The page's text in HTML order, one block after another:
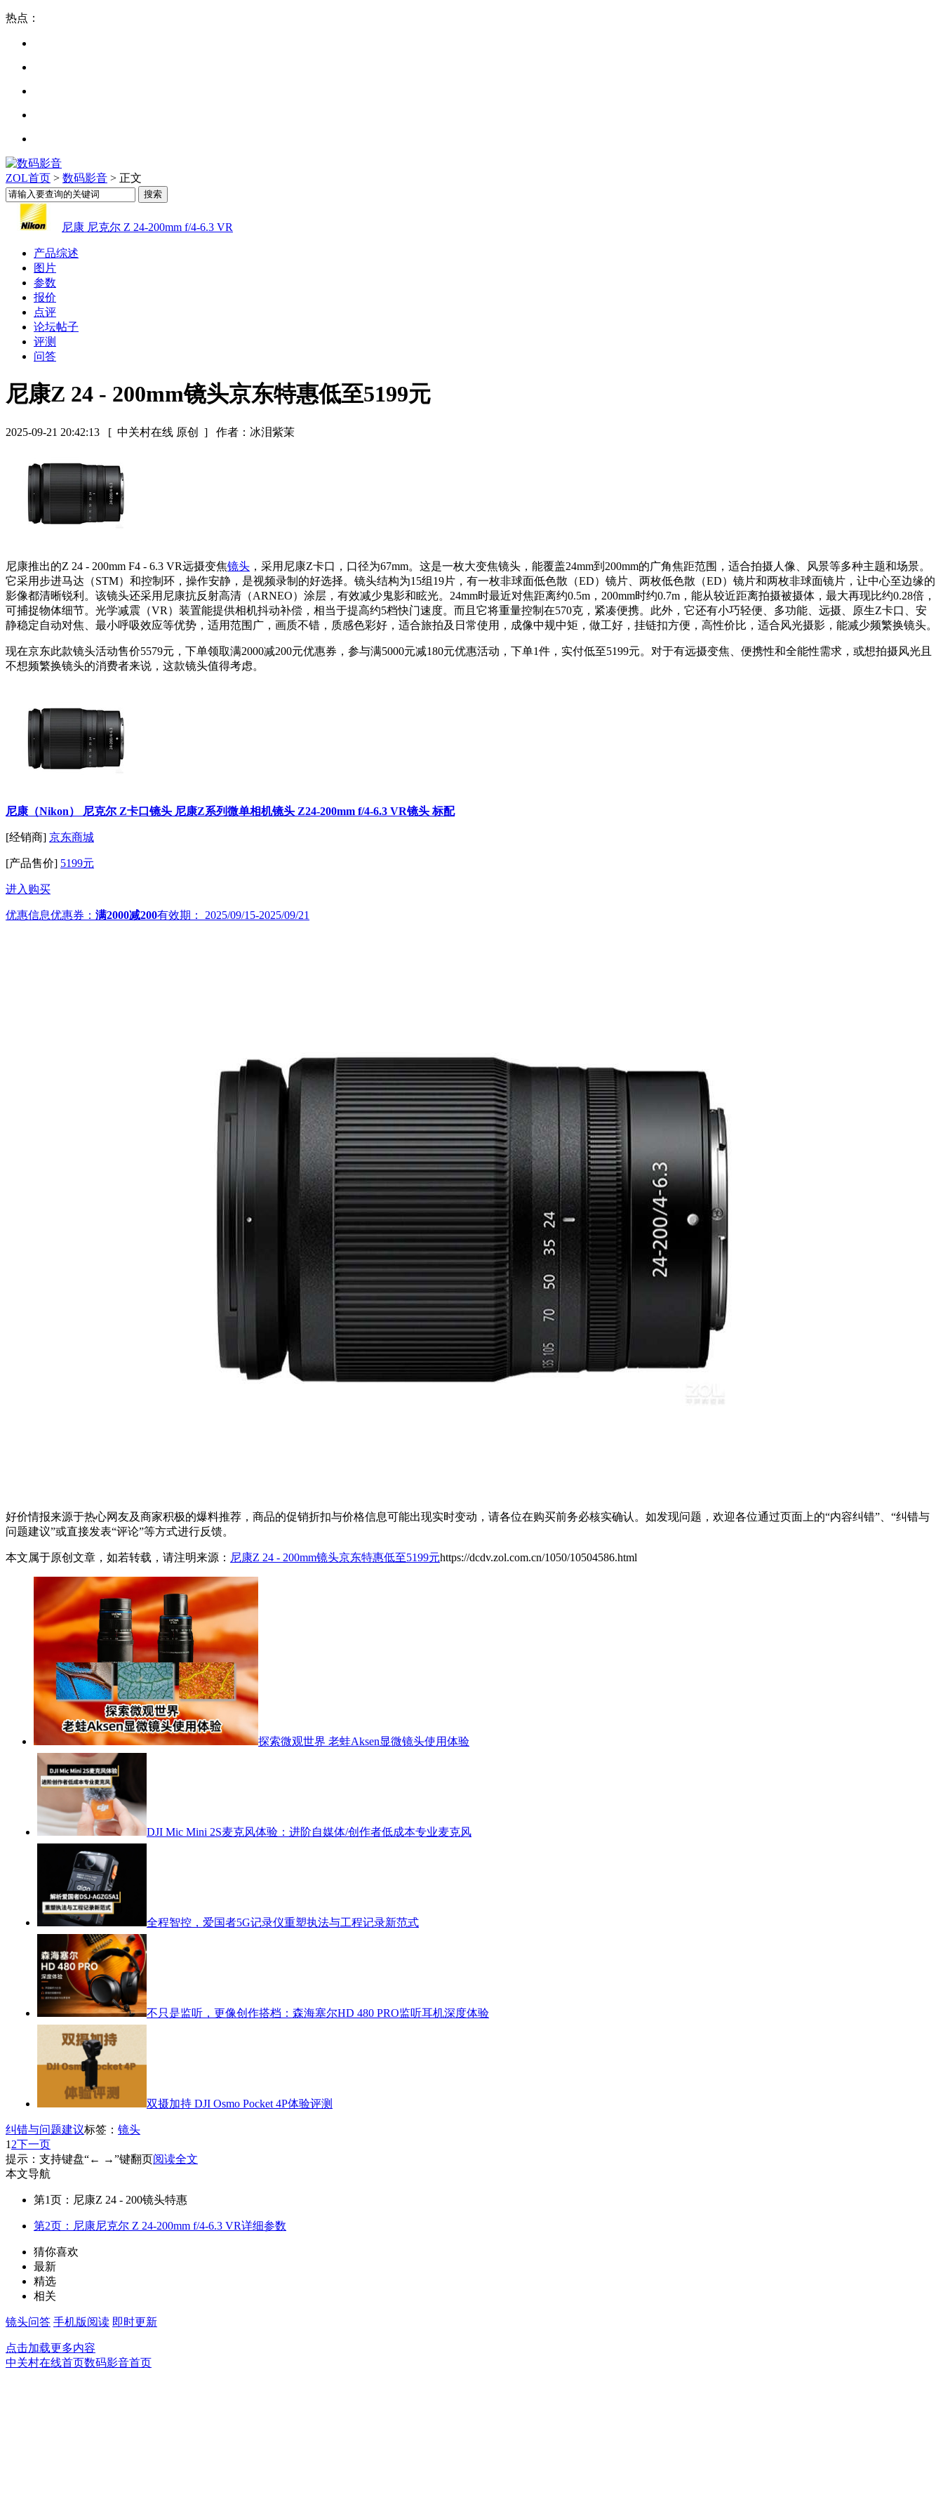
热点：
ZOL首页 > 数码影音 > 正文
尼康 尼克尔 Z 24-200mm f/4-6.3 VR
产品综述
图片
参数
报价
点评
论坛帖子
评测
问答
尼康Z 24 - 200mm镜头京东特惠低至5199元
2025-09-21 20:42:13 [ 中关村在线 原创 ] 作者：冰泪紫茉
尼康推出的Z 24 - 200mm F4 - 6.3 VR远摄变焦镜头 ，采用尼康Z卡口，口径为67mm。这是一枚大变焦镜头，能覆盖24mm到200mm的广角焦距范围，适合拍摄人像、风景等多种主题和场景。
它采用步进马达（STM）和控制环，操作安静，是视频录制的好选择。镜头结构为15组19片，有一枚非球面低色散（ED）镜片、两枚低色散（ED）镜片和两枚非球面镜片，让中心至边缘的
影像都清晰锐利。该镜头还采用尼康抗反射高清（ARNEO）涂层，有效减少鬼影和眩光。24mm时最近对焦距离约0.5m，200mm时约0.7m，能从较近距离拍摄被摄体，最大再现比约0.28倍，
可捕捉物体细节。光学减震（VR）装置能提供相机抖动补偿，相当于提高约5档快门速度。而且它将重量控制在570克，紧凑便携。此外，它还有小巧轻便、多功能、远摄、原生Z卡口、安
静稳定自动对焦、最小呼吸效应等优势，适用范围广，画质不错，质感色彩好，适合旅拍及日常使用，成像中规中矩，做工好，挂链扣方便，高性价比，适合风光摄影，能减少频繁换镜头。
现在京东此款镜头活动售价5579元，下单领取满2000减200元优惠券，参与满5000元减180元优惠活动，下单1件，实付低至5199元。对于有远摄变焦、便携性和全能性需求，或想拍摄风光且
不想频繁换镜头的消费者来说，这款镜头值得考虑。
尼康（Nikon） 尼克尔 Z卡口镜头 尼康Z系列微单相机镜头 Z24-200mm f/4-6.3 VR镜头 标配
[经销商] 京东商城
[产品售价] 5199元
进入购买
优惠信息优惠券： 满2000减200有效期： 2025/09/15-2025/09/21
好价情报来源于热心网友及商家积极的爆料推荐，商品的促销折扣与价格信息可能出现实时变动，请各位在购买前务必核实确认。如发现问题，欢迎各位通过页面上的“内容纠错”、“纠错与
问题建议”或直接发表“评论”等方式进行反馈。
本文属于原创文章，如若转载，请注明来源： 尼康Z 24 - 200mm镜头京东特惠低至5199元https://dcdv.zol.com.cn/1050/10504586.html
探索微观世界 老蛙Aksen显微镜头使用体验
DJI Mic Mini 2S麦克风体验：进阶自媒体/创作者低成本专业麦克风
全程智控，爱国者5G记录仪重塑执法与工程记录新范式
不只是监听，更像创作搭档：森海塞尔HD 480 PRO监听耳机深度体验
双摄加持 DJI Osmo Pocket 4P体验评测
纠错与问题建议标签： 镜头
1 2下一页
提示：支持键盘“← →”键翻页阅读全文
本文导航
第1页：尼康Z 24 - 200镜头特惠
第2页：尼康尼克尔 Z 24-200mm f/4-6.3 VR详细参数
猜你喜欢
最新
精选
相关
镜头问答 手机版阅读 即时更新
点击加载更多内容
中关村在线首页数码影音首页